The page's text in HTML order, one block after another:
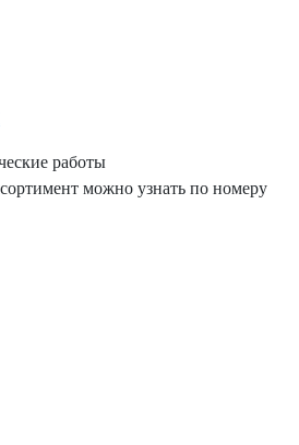
работы
можно узнать по номеру